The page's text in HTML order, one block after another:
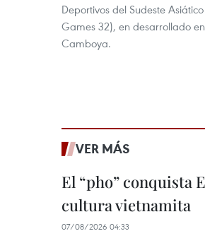
Deportivos del Sudeste
Games 32), en desarrollado en
Camboya.
VER MÁS
El “pho” conquista
cultura vietnamita
07/08/2026 04:33